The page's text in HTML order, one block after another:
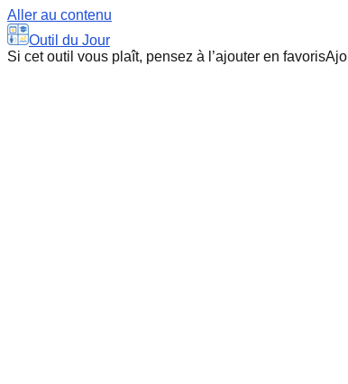
Aller au contenu
Outil du Jour
Si cet outil vous plaît, pensez à l’ajouter en favoris